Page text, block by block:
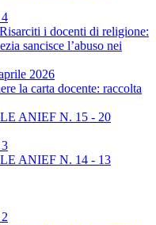
i docenti di religione:
sancisce l’abuso nei
2026
la carta docente: raccolta
ANIEF N. 15 - 20
ANIEF N. 14 - 13